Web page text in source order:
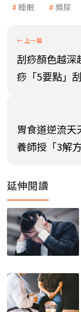
睡眠 頻尿
刮痧顏色越深
痧「5要點」
胃食道逆流天
養師授「3解
延伸閱讀